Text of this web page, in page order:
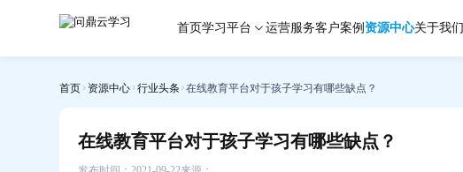
首页学习平台 运营服务客户案例 资源中心关于我们
首页 资源中心 行业头条 在线教育平台对于孩子学习有哪些缺点？
在线教育平台对于孩子学习有哪些缺点？